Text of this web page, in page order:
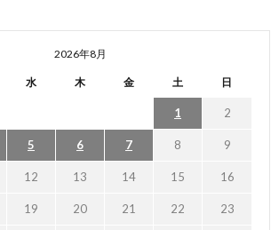
2026年8月
水 木 金 土 日
1 2
5 6 7 8 9
12 13 14 15 16
19 20 21 22 23